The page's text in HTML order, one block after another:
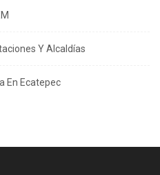
Y Alcaldías
En Ecatepec